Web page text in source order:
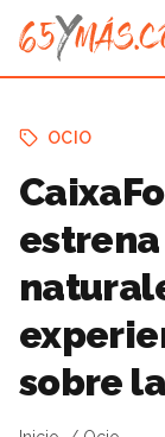
OCIO
sobre